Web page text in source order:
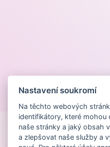
Nastavení soukromí
Na těchto webových
identifikátory, které mohou
naše stránky a jaký obsah
a zlepšovat naše služby a